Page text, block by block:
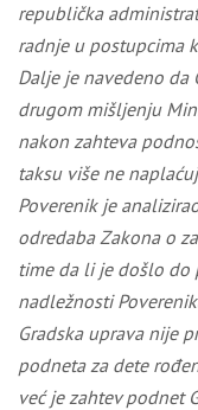
republička
radnje u postupcima
Dalje je navedeno da
drugom mišljenju
nakon zahteva
taksu više ne
Poverenik je
odredaba Zakona o
time da li je došlo do
nadležnosti
Gradska uprava nije
podneta za dete
već je zahtev podnet